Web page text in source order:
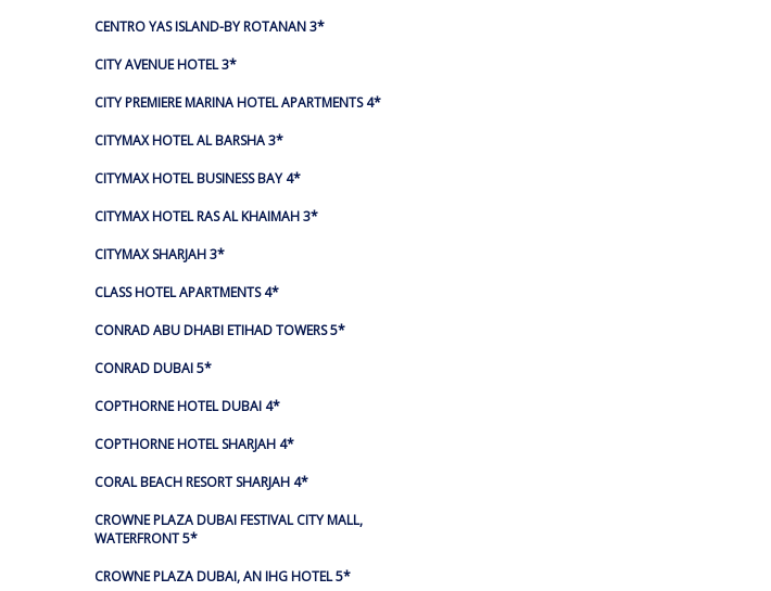
CENTRO YAS ISLAND-BY ROTANAN 3*
CITY AVENUE HOTEL 3*
CITY PREMIERE MARINA HOTEL APARTMENTS 4*
CITYMAX HOTEL AL BARSHA 3*
CITYMAX HOTEL BUSINESS BAY 4*
CITYMAX HOTEL RAS AL KHAIMAH 3*
CITYMAX SHARJAH 3*
CLASS HOTEL APARTMENTS 4*
CONRAD ABU DHABI ETIHAD TOWERS 5*
CONRAD DUBAI 5*
COPTHORNE HOTEL DUBAI 4*
COPTHORNE HOTEL SHARJAH 4*
CORAL BEACH RESORT SHARJAH 4*
CROWNE PLAZA DUBAI FESTIVAL CITY MALL,
WATERFRONT 5*
CROWNE PLAZA DUBAI, AN IHG HOTEL 5*